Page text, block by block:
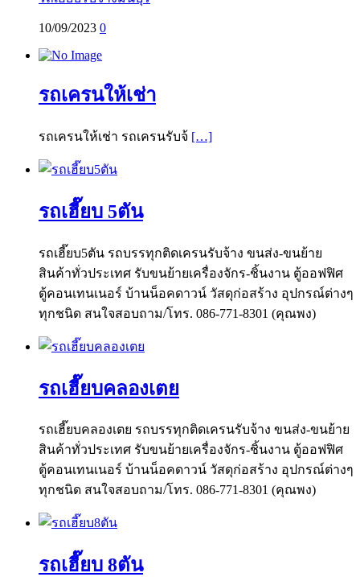
10/09/2023 0
รถเครนให้เช่า
รถเครนให้เช่า รถเครนรับจ้ […]
รถเฮี๊ยบ 5ตัน
รถเฮี๊ยบ5ตัน รถบรรทุกติดเครนรับจ้าง ขนส่ง-ขนย้าย
สินค้าทั่วประเทศ รับขนย้ายเครื่องจักร-ชิ้นงาน ตู้ออฟฟิศ
ตู้คอนเทนเนอร์ บ้านน็อคดาวน์ วัสดุก่อสร้าง อุปกรณ์ต่างๆ
ทุกชนิด สนใจสอบถาม/โทร. 086-771-8301 (คุณพง)
รถเฮี๊ยบคลองเตย
รถเฮี๊ยบคลองเตย รถบรรทุกติดเครนรับจ้าง ขนส่ง-ขนย้าย
สินค้าทั่วประเทศ รับขนย้ายเครื่องจักร-ชิ้นงาน ตู้ออฟฟิศ
ตู้คอนเทนเนอร์ บ้านน็อคดาวน์ วัสดุก่อสร้าง อุปกรณ์ต่างๆ
ทุกชนิด สนใจสอบถาม/โทร. 086-771-8301 (คุณพง)
รถเฮี๊ยบ 8ตัน